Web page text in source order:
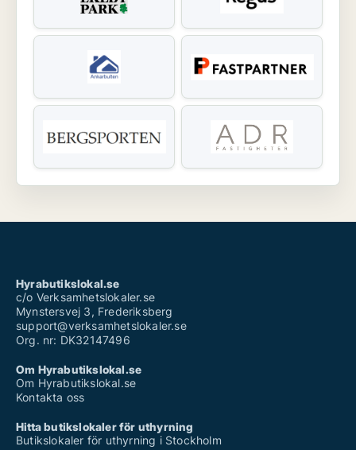
Hyrabutikslokal.se
c/o Verksamhetslokaler.se
Mynstersvej 3, Frederiksberg
support@verksamhetslokaler.se
Org. nr: DK32147496
Om Hyrabutikslokal.se
Om Hyrabutikslokal.se
Kontakta oss
Hitta butikslokaler för uthyrning
Butikslokaler för uthyrning i Stockholm